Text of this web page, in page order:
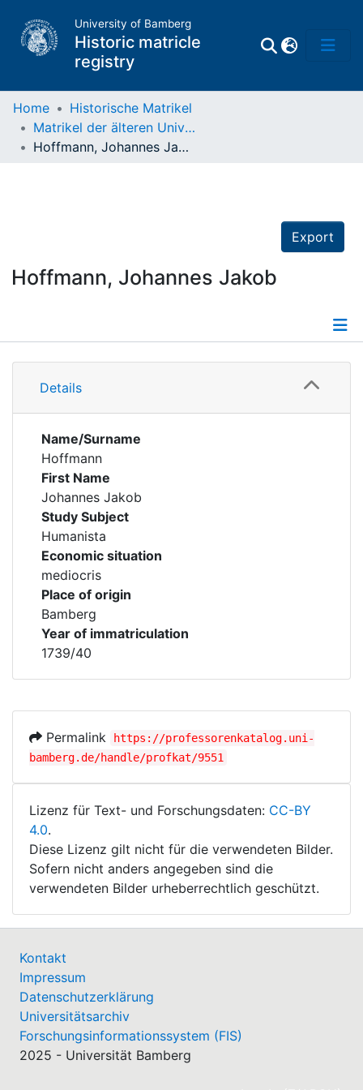
University of Bamberg
Historic matricle
registry
Matrikel
Home
Historische Matrikel
Matrikel der älteren Universität
Hoffmann, Johannes Jakob
Export
Hoffmann, Johannes Jakob
Details
Details
Name/Surname
Hoffmann
First Name
Johannes Jakob
Study Subject
Humanista
Economic situation
mediocris
Place of origin
Bamberg
Year of immatriculation
1739/40
Permalink
https://professorenkatalog.uni-
bamberg.de/handle/profkat/9551
Lizenz für Text- und Forschungsdaten: CC-BY
4.0.
Diese Lizenz gilt nicht für die verwendeten Bilder.
Sofern nicht anders angegeben sind die
verwendeten Bilder urheberrechtlich geschützt.
Kontakt
Impressum
Datenschutzerklärung
Universitätsarchiv
Forschungsinformationssystem (FIS)
2025 - Universität Bamberg